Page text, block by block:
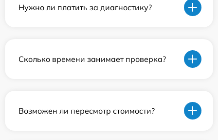
Нужно ли платить за диагностику?
Сколько времени занимает проверка?
Возможен ли пересмотр стоимости?